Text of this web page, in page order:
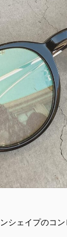
シェイプのコ